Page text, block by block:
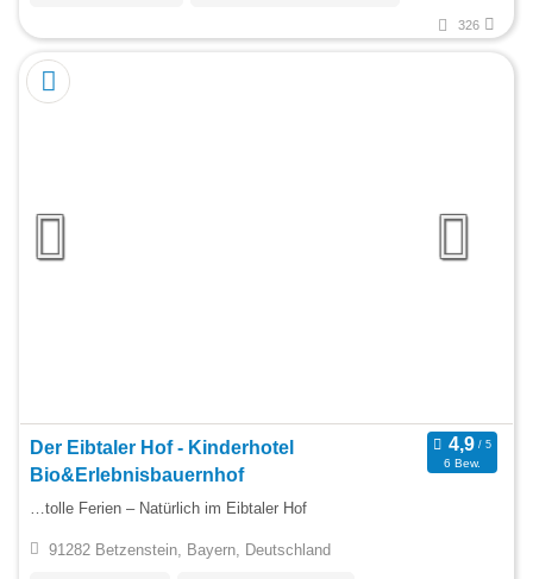
326
Der Eibtaler Hof - Kinderhotel
Bio&Erlebnisbauernhof
6 Bew.
…tolle Ferien – Natürlich im Eibtaler Hof
91282 Betzenstein, Bayern, Deutschland